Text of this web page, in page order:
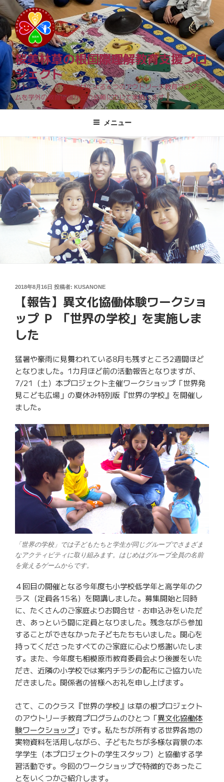
コ
ン
テ
ン
ツ
へ
ス
キ
桜美林草の根国際理解教育支援プロ
ジェクト
ヒト、モノ、チエ・ワザによる６つのアウトリーチ教育プログラ
ムを学外の教育現場からの依頼に応じて実施します
メニュー
投
2018年8月16日 投稿者: KUSANONE
【報告】異文化協働体験ワークショ
ップ Ｐ 「世界の学校」を実施しま
した
猛暑や豪雨に見舞われている8月も残すところ2週間ほど
となりました。1カ月ほど前の活動報告となりますが、
7/21（土）本プロジェクト主催ワークショップ「世界発
見こども広場」の夏休み特別版『世界の学校』 を開催し
ました。
「世界の学校」では子どもたちと学生が同じグループでさまざま
なアクティビティに取り組みます。はじめはグループ全員の名前
を覚えるゲームからです。
４回目の開催となる今年度も小学校低学年と高学年のク
ラス（定員各15名） を開講しました。募集開始と同時
に、たくさんのご家庭よりお問合せ・お申込みをいただ
き、あっという間に定員となりました。残念ながら参加
することができなかった子どもたちもいました。関心を
持ってくださったすべてのご家庭に心より感謝いたしま
す。また、今年度も相模原市教育委員会より後援をいた
だき、 近隣の小学校では案内チラシの配布にご協力いた
だきました。関係者の皆様へお礼を申し上げます。
さて、このクラス『世界の学校』は草の根プロジェクト
のアウトリーチ教育プログラムのひとつ「異文化協働体
験ワークショップ 」です。私たちが所有する世界各地の
実物資料を活用しながら、子どもたちが多様な背景の本
学学生（本プロジェクトの学生スタッフ）と協働する学
習活動です。今回のワークショップで特徴的であったこ
とをいくつかご紹介します。